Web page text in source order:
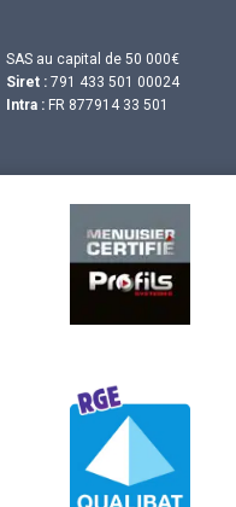
SAS au capital de 50 000€
Siret : 791 433 501 00024
Intra : FR 877914 33 501